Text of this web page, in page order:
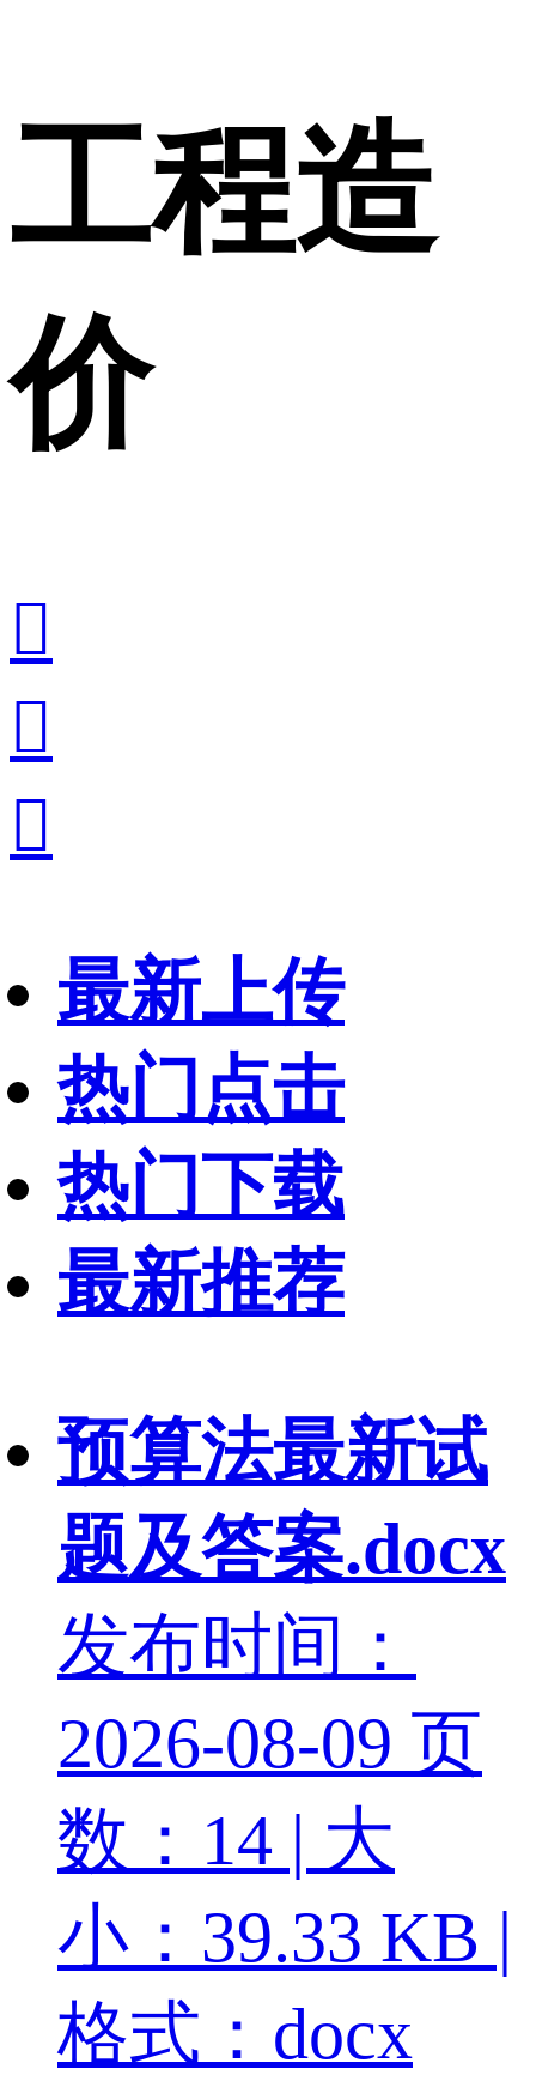
工程造
价



最新上传
热门点击
热门下载
最新推荐
预算法最新试
题及答案.docx
发布时间：
2026-08-09 页
数：14 | 大
小：39.33 KB |
格式：docx